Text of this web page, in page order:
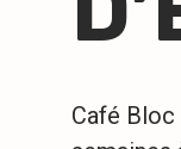
Café Bloc